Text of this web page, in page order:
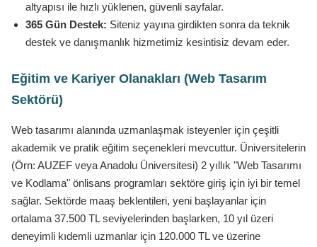
altyapısı ile hızlı yüklenen, güvenli sayfalar.
365 Gün Destek: Siteniz yayına girdikten sonra da teknik
destek ve danışmanlık hizmetimiz kesintisiz devam eder.
Eğitim ve Kariyer Olanakları (Web Tasarım
Sektörü)
Web tasarımı alanında uzmanlaşmak isteyenler için çeşitli
akademik ve pratik eğitim seçenekleri mevcuttur. Üniversitelerin
(Örn: AUZEF veya Anadolu Üniversitesi) 2 yıllık "Web Tasarımı
ve Kodlama" önlisans programları sektöre giriş için iyi bir temel
sağlar. Sektörde maaş beklentileri, yeni başlayanlar için
ortalama 37.500 TL seviyelerinden başlarken, 10 yıl üzeri
deneyimli kıdemli uzmanlar için 120.000 TL ve üzerine